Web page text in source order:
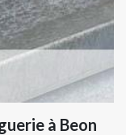
à Beon